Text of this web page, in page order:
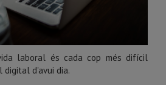
laboral és cada cop més difícil
d'avui dia.